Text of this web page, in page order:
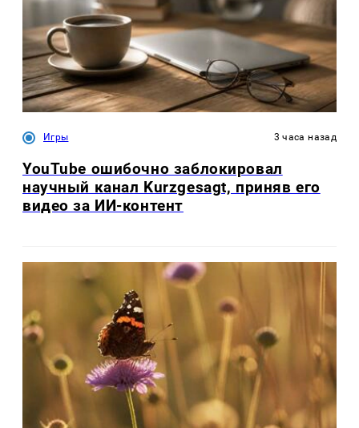
Игры 3 часа назад
YouTube ошибочно заблокировал
научный канал Kurzgesagt, приняв его
видео за ИИ-контент